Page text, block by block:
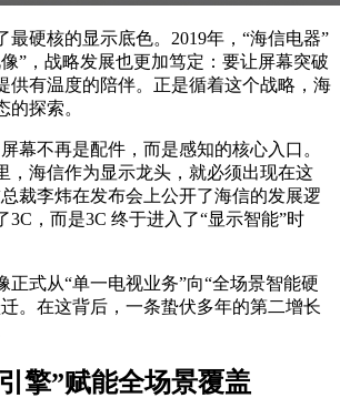
最硬核的显示底色。2019年，“海信电器”
”，战略发展也更加笃定：要让屏幕突破
供有温度的陪伴。正是循着这个战略，海
的探索。
幕不再是配件，而是感知的核⼼入口。
，海信作为显示龙头，就必须出现在这
裁李炜在发布会上公开了海信的发展逻
3C，而是3C 终于进⼊了“显示智能”时
正式从“单一电视业务”向“全场景智能硬
。在这背后，一条蛰伏多年的第二增长
擎”赋能全场景覆盖